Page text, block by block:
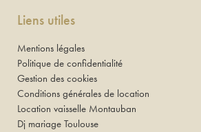
Liens utiles
Mentions légales
Politique de confidentialité
Gestion des cookies
Conditions générales de location
Location vaisselle Montauban
Dj mariage Toulouse